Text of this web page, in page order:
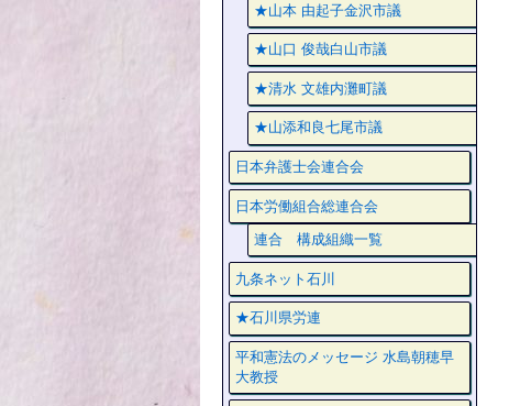
★山本 由起子金沢市議
★山口 俊哉白山市議
★清水 文雄内灘町議
★山添和良七尾市議
日本弁護士会連合会
日本労働組合総連合会
連合 構成組織一覧
九条ネット石川
★石川県労連
平和憲法のメッセージ 水島朝穂早
大教授